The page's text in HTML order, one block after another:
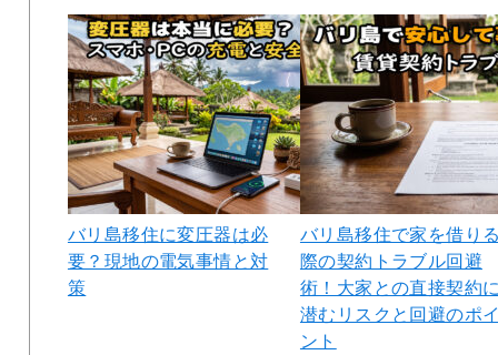
バリ島移住に変圧器は必
要？現地の電気事情と対
策
バリ島移住で家を借り
際の契約トラブル回避
術！大家との直接契約
潜むリスクと回避のポ
ント